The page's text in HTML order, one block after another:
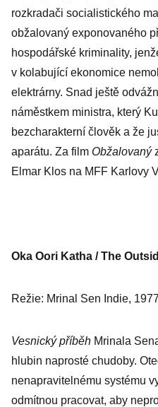
rozkradači socialistického
obžalovaný exponovaného
hospodářské kriminality,
v kolabující ekonomice
elektrárny. Snad ještě
náměstkem ministra, který
bezcharakterní člověk a že
aparátu. Za film Obžalovaný
Elmar Klos na MFF Karlovy
Oka Oori Katha / The
Režie: Mrinal Sen Indie,
Vesnický příběh Mrinala
hlubin naprosté chudoby.
nenapravitelnému systému
odmítnou pracovat, aby